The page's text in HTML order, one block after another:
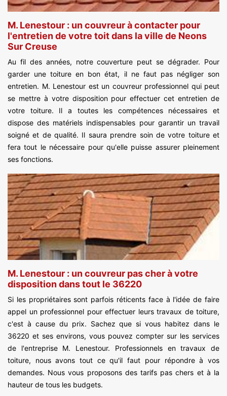
M. Lenestour : un couvreur à contacter pour
l'entretien de votre toit dans la ville de Neons
Sur Creuse
Au fil des années, notre couverture peut se dégrader. Pour
garder une toiture en bon état, il ne faut pas négliger son
entretien. M. Lenestour est un couvreur professionnel qui peut
se mettre à votre disposition pour effectuer cet entretien de
votre toiture. Il a toutes les compétences nécessaires et
dispose des matériels indispensables pour garantir un travail
soigné et de qualité. Il saura prendre soin de votre toiture et
fera tout le nécessaire pour qu'elle puisse assurer pleinement
ses fonctions.
M. Lenestour : un couvreur pas cher à votre
disposition dans tout le 36220
Si les propriétaires sont parfois réticents face à l'idée de faire
appel un professionnel pour effectuer leurs travaux de toiture,
c'est à cause du prix. Sachez que si vous habitez dans le
36220 et ses environs, vous pouvez compter sur les services
de l'entreprise M. Lenestour. Professionnels en travaux de
toiture, nous avons tout ce qu'il faut pour répondre à vos
demandes. Nous vous proposons des tarifs pas chers et à la
hauteur de tous les budgets.